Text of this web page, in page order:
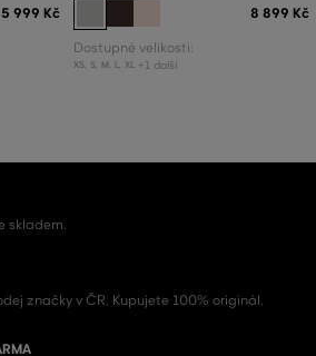
5 999 Kč 8 899 Kč
Dostupné velikosti:
XS, S, M L, XL +1 další
skladem.
značky v ČR. Kupujete 100% originál.